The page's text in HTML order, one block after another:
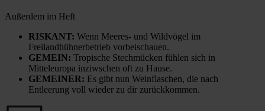
Außerdem im Heft
RISKANT: Wenn Meeres- und Wildvögel im
Freilandhühnerbetrieb vorbeischauen.
GEMEIN: Tropische Stechmücken fühlen sich in
Mitteleuropa inziwschen oft zu Hause.
GEMEINER: Es gibt nun Weinflaschen, die nach
Entleerung voll wieder zu dir zurückkommen.